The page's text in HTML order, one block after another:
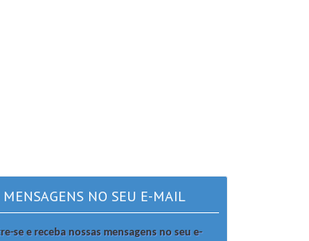
MENSAGENS NO SEU E-MAIL
se e receba nossas mensagens no seu e-